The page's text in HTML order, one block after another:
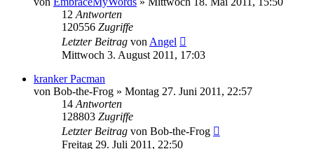
12 Antworten
120556 Zugriffe
Letzter Beitrag von Angel
Mittwoch 3. August 2011, 17:03
kranker Pacman
von Bob-the-Frog » Montag 27. Juni 2011, 22:57
14 Antworten
128803 Zugriffe
Letzter Beitrag von Bob-the-Frog
Freitag 29. Juli 2011, 22:50